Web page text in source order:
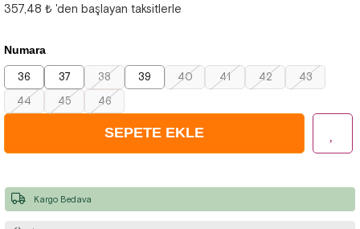
357,48 ₺ 'den başlayan taksitlerle
Numara
36 37 38 39 40 41 42
43
44
45 46
Kargo Bedava